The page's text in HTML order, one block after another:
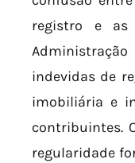
registro e as
indevidas de
imobiliária e
contribuintes.
regularidade